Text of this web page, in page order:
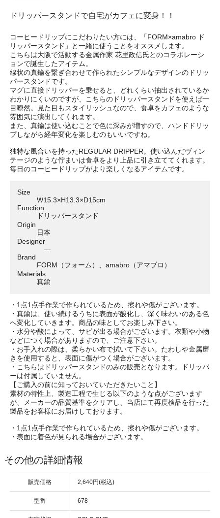
ドリッパースタンドで自宅がカフェに変身！！
コーヒードリップにこだわりたい方には、「FORM×amabro ド
リッパースタンド」と一緒に使うことをオススメします。
こちらは大阪で活動する金属作家 花里政信氏とのコラボレーシ
ョンで誕生したアイテム。
線状の真鍮を繋ぎ合わせて作られたシンプルなデザインのドリッ
パースタンドです。
マグに直接ドリッパーを乗せると、どれくらい抽出されているか
わかりにくいのですが、こちらのドリッパースタンドを使えば一
目瞭然。見た目もスタイリッシュなので、食卓をカフェのような
雰囲気に演出してくれます。
また、真鍮は使い込むことで色に深みが増すので、ハンドドリッ
プしながら経年変化を楽しむのもいいですね。
独特な風合いを持ったREGULAR DRIPPER。使い込んだヴィン
テージのような佇まいは食卓をより上品に引き立ててくれます。
毎日のコーヒードリップがより楽しくなるアイテムです。
Size
W15.3×H13.3×D15cm
Function
ドリッパースタンド
Origin
日本
Designer
―
Brand
FORM（フォーム）、amabro（アマブロ）
Materials
真鍮
・1点1点手作業で作られているため、擦れや傷がございます。
・真鍮は、使い続けるうちに表面が酸化し、深く味わいのある色
へ変化していきます。商品の味としてお楽しみ下さい。
・水分や酸によって、サビが出る場合がございます。衣類や小物
などにつく場合がありますので、ご注意下さい。
・お手入れの際は、柔らかい布で拭いて下さい。たわしや金属磨
きを使用すると、表面に傷がつく場合がございます。
・こちらはドリッパースタンドのみの販売となります。ドリッパ
ーは付属していません。
【ご購入の前に知っておいていただきたいこと】
素材の特性上、製造工程で生じる以下のような点がございます
が、メーカーの品質基準をクリアし、当店にて再度検品を行った
製品をお客様にお届けしております。
・1点1点手作業で作られているため、擦れや傷がございます。
・表面に着色が見られる場合がございます。
その他の詳細情報
販売価格 2,640円(税込)
型番 678